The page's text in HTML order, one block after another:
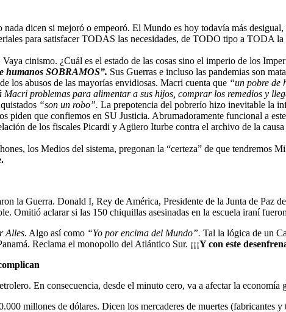
dicen si mejoró o empeoró. El Mundo es hoy todavía más
para satisfacer TODAS las necesidades, de TODO tipo a TODA
Vaya cinismo. ¿Cuál es el estado de las cosas sino el imperio de los
humanos SOBRAMOS”. Sus Guerras e incluso las pandemias son
los abusos de las mayorías envidiosas. Macri cuenta que “un pobre de
Macri problemas para alimentar a sus hijos, comprar los remedios y
“son un robo”. La prepotencia del pobrerío hizo inevitable la
piden que confiemos en SU Justicia. Abrumadoramente funcional a
de los fiscales Picardi y Agüero Iturbe contra el archivo de la
los Medios del sistema, pregonan la “certeza” de que
la Guerra. Donald I, Rey de América, Presidente de la Junta de Paz
Omitió aclarar si las 150 chiquillas asesinadas en la escuela iraní
Alles. Algo así como “Yo por encima del Mundo”. Tal la lógica de un
Reclama el monopolio del Atlántico Sur. ¡¡¡Y con este
En consecuencia, desde el minuto cero, va a afectar la economía
millones de dólares. Dicen los mercaderes de muertes (fabricantes y